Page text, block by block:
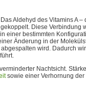
Aldehyd des Vitamins A –
gekoppelt. Diese Verbindung
einer bestimmten
Änderung in der
wird. Dadurch
Nachtsicht.
sowie einer Verhornung der